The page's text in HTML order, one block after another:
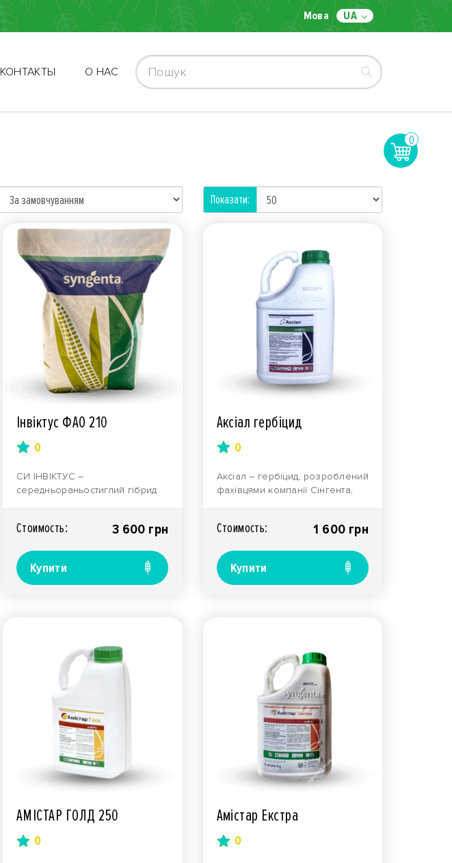
Мова UA
КОНТАКТЫ О НАС
0
Показати:
Інвіктус ФАО 210
0
СИ ІНВІКТУС –
середньораньостиглий гібрид
Стоимость: 3 600 грн
Купити
Аксіал гербіцид
0
Аксіал – гербіцид, розроблений
фахівцями компанії Сінгента,
Стоимость: 1 600 грн
Купити
АМІСТАР ГОЛД 250
0
Амістар Екстра
0